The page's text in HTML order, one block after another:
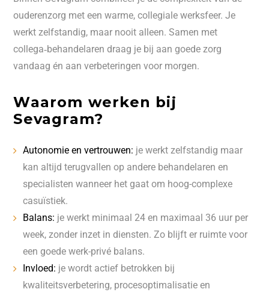
ouderenzorg met een warme, collegiale werksfeer. Je
werkt zelfstandig, maar nooit alleen. Samen met
collega‑behandelaren draag je bij aan goede zorg
vandaag én aan verbeteringen voor morgen.
Waarom werken bij
Sevagram?
Autonomie en vertrouwen: je werkt zelfstandig maar
kan altijd terugvallen op andere behandelaren en
specialisten wanneer het gaat om hoog-complexe
casuïstiek.
Balans: je werkt minimaal 24 en maximaal 36 uur per
week, zonder inzet in diensten. Zo blijft er ruimte voor
een goede werk-privé balans.
Invloed: je wordt actief betrokken bij
kwaliteitsverbetering, procesoptimalisatie en